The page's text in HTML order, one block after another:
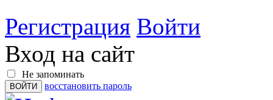
Регистрация Войти
Вход на сайт
Не запоминать
восстановить пароль